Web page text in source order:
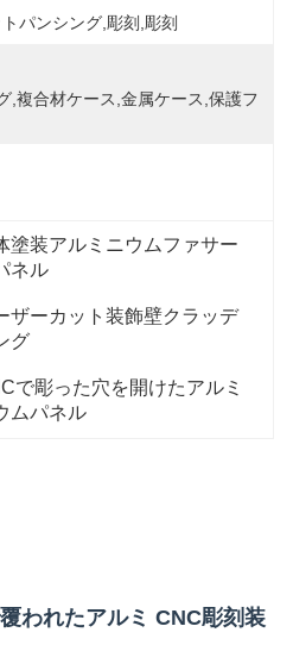
パンシング,彫刻,彫刻
,複合材ケース,金属ケース,保護フ
塗装アルミニウムファサー
ネル
ザーカット装飾壁クラッデ
グ
で彫った穴を開けたアルミ
ムパネル
われたアルミ CNC彫刻装